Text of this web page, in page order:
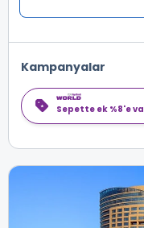
Kampanyalar
Sepette ek %8'e